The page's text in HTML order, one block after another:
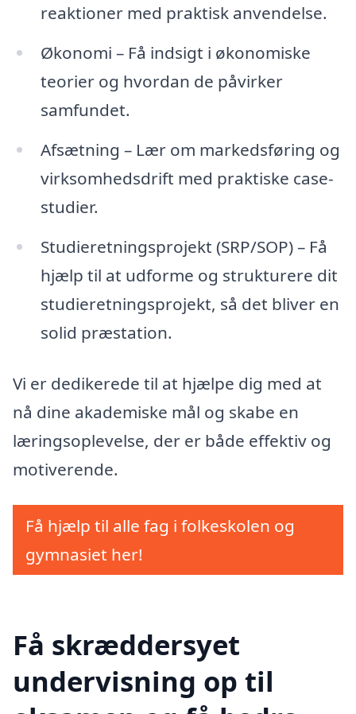
reaktioner med praktisk anvendelse.
Økonomi – Få indsigt i økonomiske
teorier og hvordan de påvirker
samfundet.
Afsætning – Lær om markedsføring og
virksomhedsdrift med praktiske case-
studier.
Studieretningsprojekt (SRP/SOP) – Få
hjælp til at udforme og strukturere dit
studieretningsprojekt, så det bliver en
solid præstation.
Vi er dedikerede til at hjælpe dig med at
nå dine akademiske mål og skabe en
læringsoplevelse, der er både effektiv og
motiverende.
Få hjælp til alle fag i folkeskolen og
gymnasiet her!
Få skræddersyet
undervisning op til